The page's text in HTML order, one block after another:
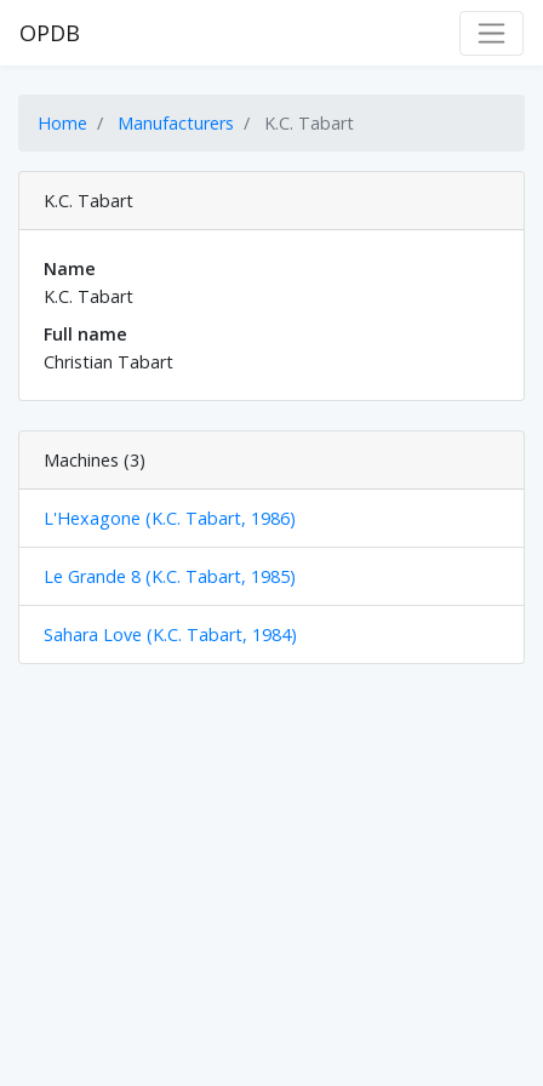
OPDB
Home Manufacturers K.C. Tabart
K.C. Tabart
Name
K.C. Tabart
Full name
Christian Tabart
Machines (3)
L'Hexagone (K.C. Tabart, 1986)
Le Grande 8 (K.C. Tabart, 1985)
Sahara Love (K.C. Tabart, 1984)